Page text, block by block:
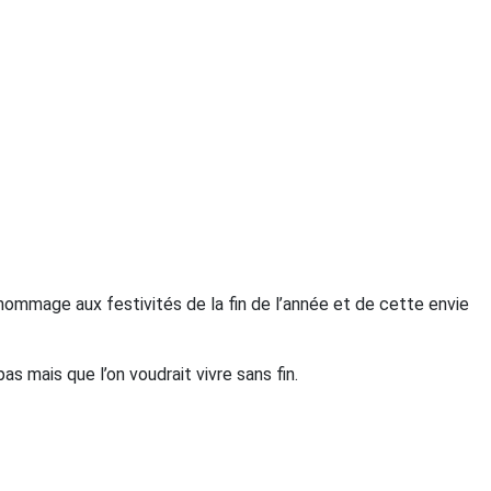
aux festivités de la fin de l’année et de cette envie
mais que l’on voudrait vivre sans fin.